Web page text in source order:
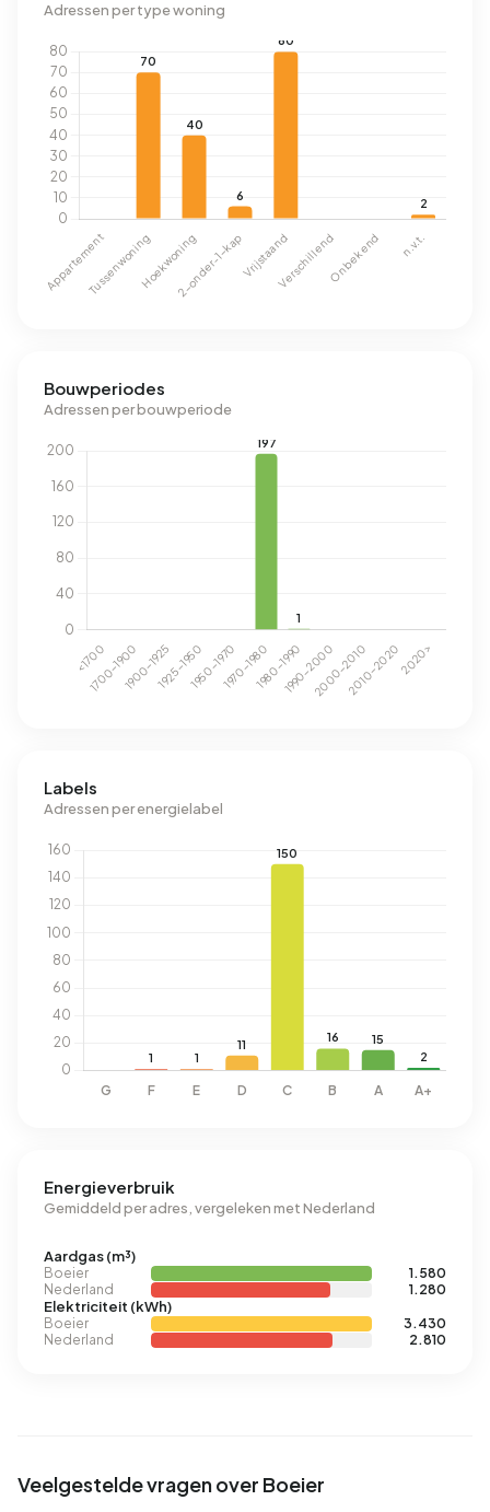
Adressen per type woning
Bouwperiodes
Adressen per bouwperiode
Labels
Adressen per energielabel
Energieverbruik
Gemiddeld per adres, vergeleken met Nederland
Aardgas (m³)
Boeier
1.580
Nederland
1.280
Elektriciteit (kWh)
Boeier
3.430
Nederland
2.810
Veelgestelde vragen over Boeier